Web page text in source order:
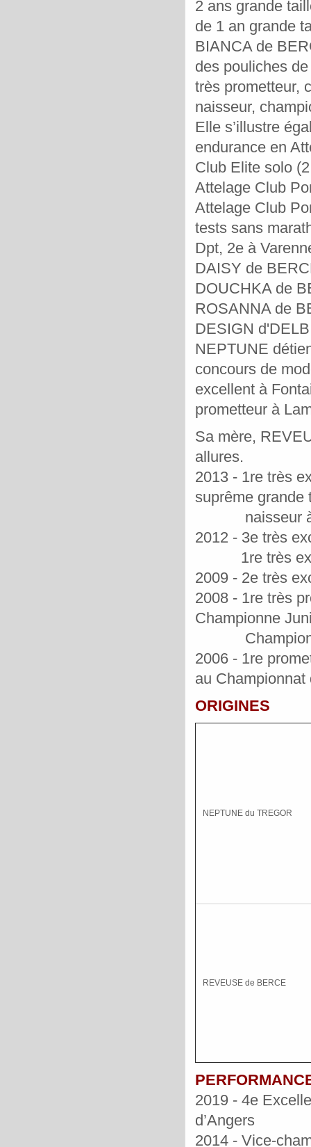
2 ans grande
de 1 an grande
BIANCA de
des pouliches
très prometteur,
naisseur,
Elle s’illustre
endurance en
Club Elite solo
Attelage Club
Attelage Club
tests sans
Dpt, 2e à
DAISY de
DOUCHKA de
ROSANNA de
DESIGN
NEPTUNE
concours de
excellent à
prometteur à
Sa mère,
allures.
2013 - 1re très
suprême grande
naisseur à
2012 - 3e très
1re très
2009 - 2e très
2008 - 1re très
Championne
Championnat
2006 - 1re
au
ORIGINES
NEPTUNE du TREGOR
REVEUSE de BERCE
2019 - 4e
d’Angers
2014 - Vice-